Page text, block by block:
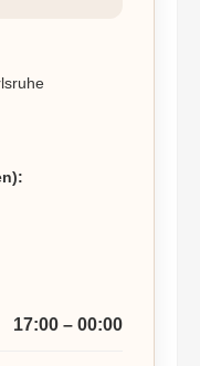
17:00 – 00:00